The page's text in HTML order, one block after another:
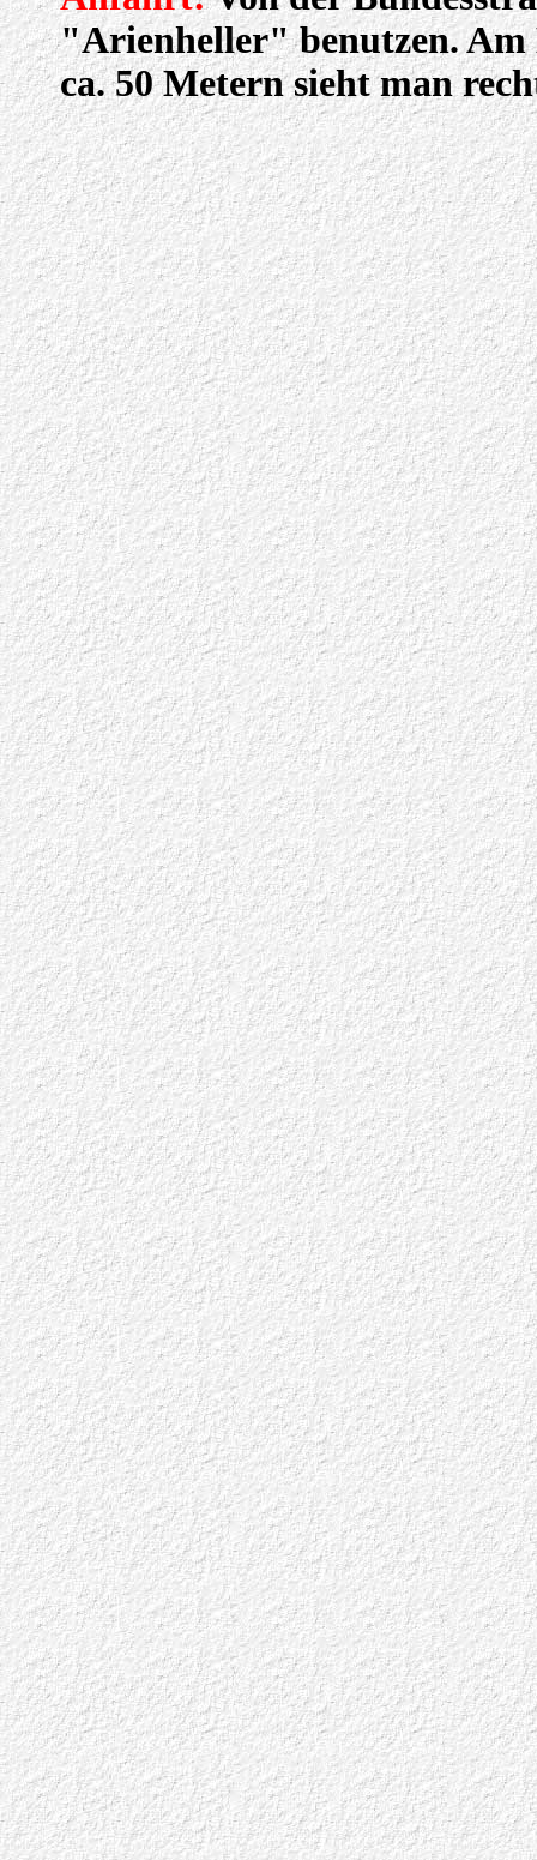
"Arienheller" benutzen. Am
ca. 50 Metern sieht man